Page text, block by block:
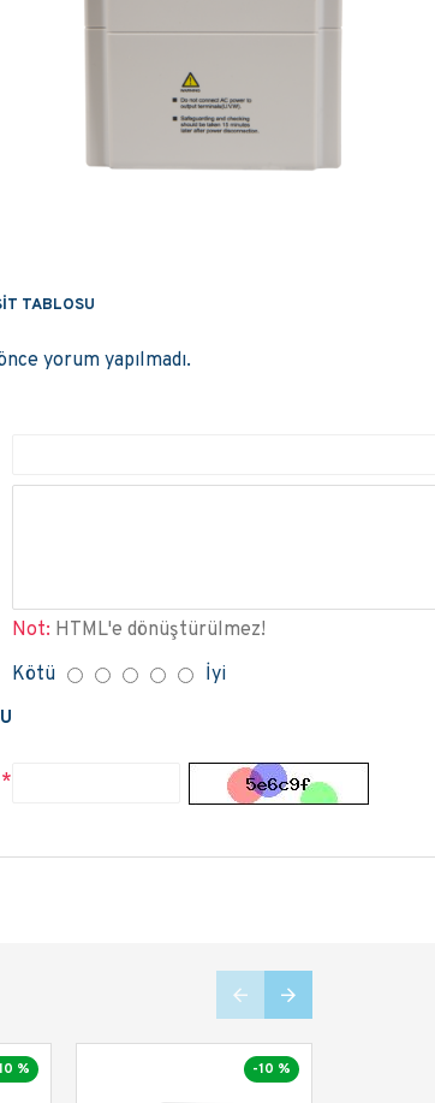
TABLOSU
yorum yapılmadı.
Not: HTML'e dönüştürülmez!
Kötü İyi
% -10 %